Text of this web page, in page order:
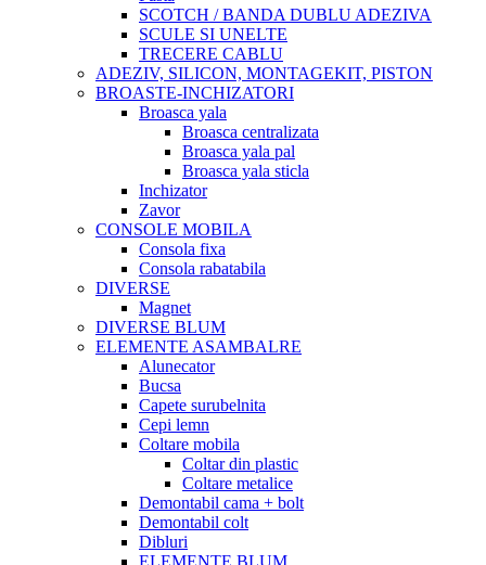
SCOTCH / BANDA DUBLU ADEZIVA
SCULE SI UNELTE
TRECERE CABLU
ADEZIV, SILICON, MONTAGEKIT, PISTON
BROASTE-INCHIZATORI
Broasca yala
Broasca centralizata
Broasca yala pal
Broasca yala sticla
Inchizator
Zavor
CONSOLE MOBILA
Consola fixa
Consola rabatabila
DIVERSE
Magnet
DIVERSE BLUM
ELEMENTE ASAMBALRE
Alunecator
Bucsa
Capete surubelnita
Cepi lemn
Coltare mobila
Coltar din plastic
Coltare metalice
Demontabil cama + bolt
Demontabil colt
Dibluri
ELEMENTE BLUM